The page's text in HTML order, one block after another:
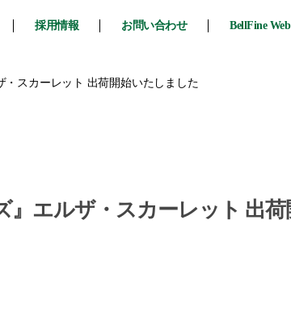
採用情報 お問い合わせ BellFine
・スカーレット 出荷開始いたしました
』エルザ・スカーレット 出